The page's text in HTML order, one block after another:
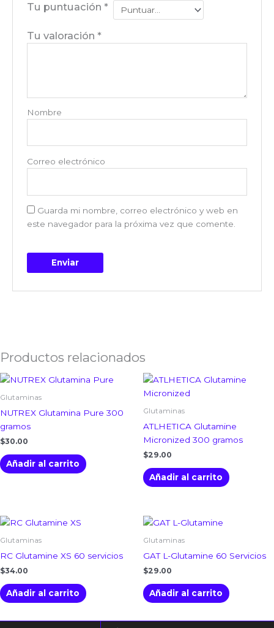
Tu puntuación *
Tu valoración *
Nombre
Correo electrónico
Guarda mi nombre, correo electrónico y web en
este navegador para la próxima vez que comente.
Productos relacionados
Glutaminas
NUTREX Glutamina Pure 300
gramos
$30.00
Añadir al carrito
Glutaminas
ATLHETICA Glutamine
Micronized 300 gramos
$29.00
Añadir al carrito
Glutaminas
RC Glutamine XS 60 servicios
$34.00
Añadir al carrito
Glutaminas
GAT L-Glutamine 60 Servicios
$29.00
Añadir al carrito